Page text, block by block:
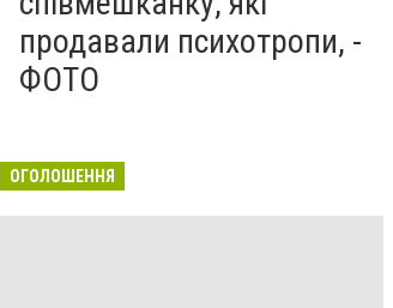
продавали психотропи, -
ФОТО
ОГОЛОШЕННЯ